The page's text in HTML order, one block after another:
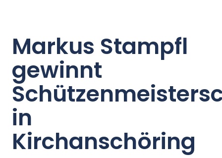
Markus Stampfl
gewinnt
in
Kirchanschöring